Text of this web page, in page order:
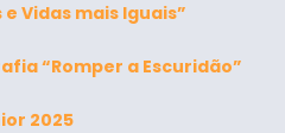
Vidas mais Iguais”
“Romper a Escuridão”
2025